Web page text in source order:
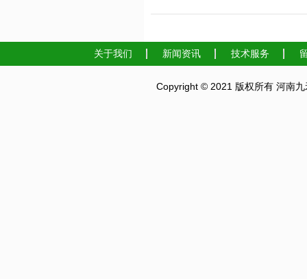
关于我们 新闻资讯 技术服务
Copyright © 2021 版权所有 河